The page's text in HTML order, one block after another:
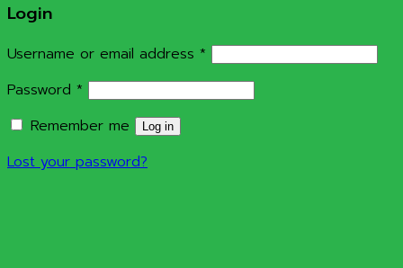
Login
Username or email address * Required
Password * Required
Remember me
Log in
Lost your password?